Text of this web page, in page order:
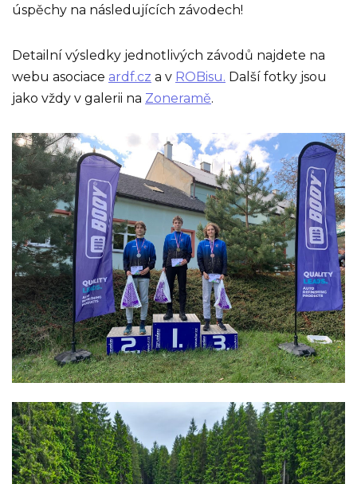
úspěchy na následujících závodech!
Detailní výsledky jednotlivých závodů najdete na
webu asociace ardf.cz a v ROBisu. Další fotky jsou
jako vždy v galerii na Zoneramě.